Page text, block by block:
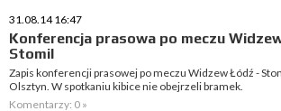
31.08.14 16:47
Konferencja prasowa po meczu
Stomil
Zapis konferencji prasowej po meczu Widzew Łódź -
Olsztyn. W spotkaniu kibice nie obejrzeli bramek.
Komentarzy: 0 »